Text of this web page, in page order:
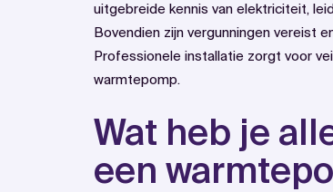
uitgebreide kennis van elektriciteit,
Bovendien zijn vergunningen vereist
Professionele installatie zorgt voor
warmtepomp.
Wat heb je
een